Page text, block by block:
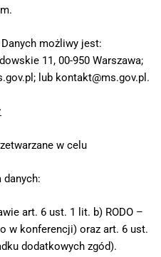
możliwy jest:
11, 00-950 Warszawa;
lub kontakt@ms.gov.pl.
w celu
danych:
art. 6 ust. 1 lit. b) RODO –
w konferencji) oraz art. 6 ust.
dodatkowych zgód).